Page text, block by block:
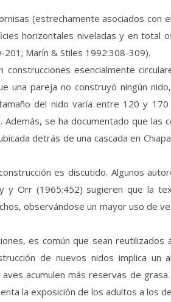
(estrechamente asociados con
horizontales niveladas y en total
Marín & Stiles 1992:308-309).
esencialmente
una pareja no construyó ningún
del nido varía entre 120 y
Además, se ha documentado que
detrás de una cascada en
es discutido. Algunos
y Orr (1965:452) sugieren que la
observándose un mayor uso de
es común que sean
de nuevos nidos implica
acumulen más reservas de
la exposición de los adultos a los